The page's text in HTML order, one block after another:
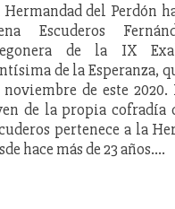
Hermandad del Perdón
Escuderos
de la IX
de la Esperanza,
noviembre de este
de la propia cofradía
pertenece a la
hace más de 23 años.…